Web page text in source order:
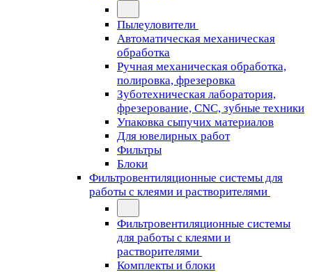
Пылеуловители
Автоматическая механическая
обработка
Ручная механическая обработка,
полировка, фрезеровка
Зуботехническая лаборатория,
фрезерование, CNC, зубные техники
Упаковка сыпучих материалов
Для ювелирных работ
Фильтры
Блоки
Фильтровентиляционные системы для
работы с клеями и растворителями
Фильтровентиляционные системы
для работы с клеями и
растворителями
Комплекты и блоки